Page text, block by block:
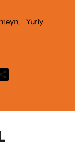
Yuriy